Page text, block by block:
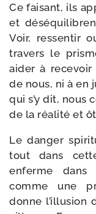
Ce fai­sant, ils
et
Voir, res­sen­tir
tra­vers le
aider à
de nous, ni à en
qui s’y dit, nous
de la réa­li­té et
Le dan­ger
tout dans
enferme dans
comme une
donne l’illu­sion